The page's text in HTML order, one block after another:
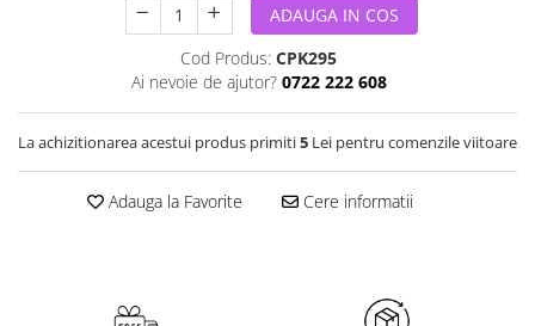
ADAUGA IN COS
Cod Produs: CPK295
Ai nevoie de ajutor? 0722 222 608
La achizitionarea acestui produs primiti5 Lei pentru comenzile viitoare
Adauga la Favorite Cere informatii